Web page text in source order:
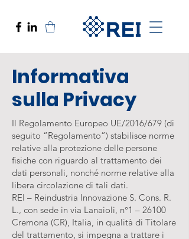
Informativa
sulla Privacy
Il Regolamento Europeo UE/2016/679 (di
seguito “Regolamento”) stabilisce norme
relative alla protezione delle persone
fisiche con riguardo al trattamento dei
dati personali, nonché norme relative alla
libera circolazione di tali dati.
REI – Reindustria Innovazione S. Cons. R.
L., con sede in via Lanaioli, n°1 – 26100
Cremona (CR), Italia, in qualità di Titolare
del trattamento, si impegna a trattare i